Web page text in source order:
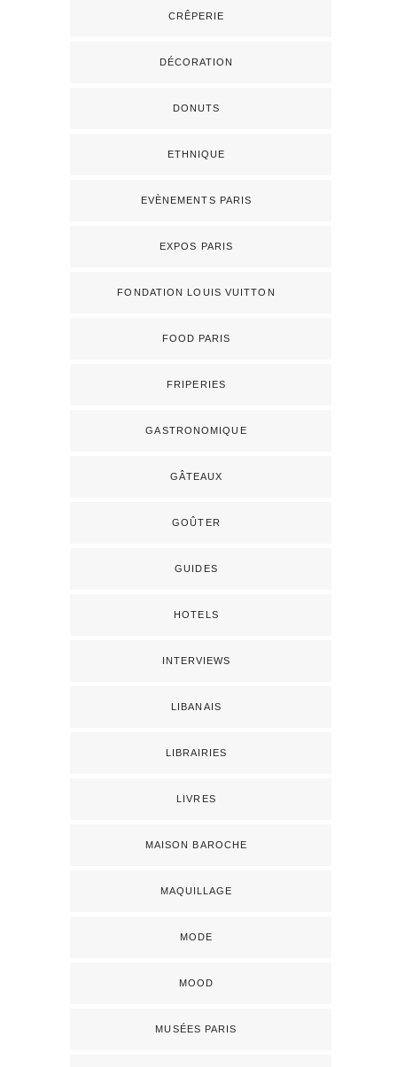
CRÊPERIE
DÉCORATION
DONUTS
ETHNIQUE
EVÈNEMENTS PARIS
EXPOS PARIS
FONDATION LOUIS VUITTON
FOOD PARIS
FRIPERIES
GASTRONOMIQUE
GÂTEAUX
GOÛTER
GUIDES
HOTELS
INTERVIEWS
LIBANAIS
LIBRAIRIES
LIVRES
MAISON BAROCHE
MAQUILLAGE
MODE
MOOD
MUSÉES PARIS